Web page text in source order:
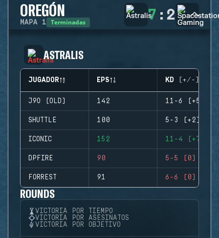
OREGÓN
MAPA 1 Terminadas 7 : 2
ASTRALIS
JUGADOR EPS KD (+/-)
J9O (OLD) 142 11-6 (+5)
SHUTTLE 100 5-3 (+2)
ICONIC 152 11-4 (+7)
DPFIRE 90 5-5 (0)
FORREST 91 6-6 (0)
ROUNDS
VICTORIA POR TIEMPO
VICTORIA POR ASESINATOS
VICTORIA POR OBJETIVO